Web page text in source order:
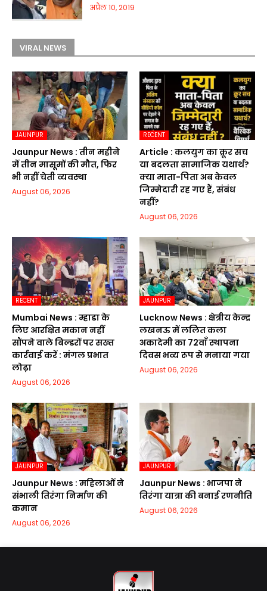
अप्रैल 10, 2019
VIRAL NEWS
JAUNPUR
Jaunpur News : तीन महीने
में तीन मासूमों की मौत, फिर
भी नहीं चेती व्यवस्था
August 06, 2026
RECENT
Article : कलयुग का क्रूर सच
या बदलता सामाजिक यथार्थ?
क्या माता-पिता अब केवल
जिम्मेदारी रह गए हैं, संबंध
नहीं?
August 06, 2026
RECENT
Mumbai News : म्हाडा के
लिए आरक्षित मकान नहीं
सौंपने वाले बिल्डरों पर सख्त
कार्रवाई करें : मंगल प्रभात
लोढ़ा
August 06, 2026
JAUNPUR
Lucknow News : क्षेत्रीय केन्द्र
लखनऊ में ललित कला
अकादेमी का 72वाॅं स्थापना
दिवस भव्य रूप से मनाया गया
August 06, 2026
JAUNPUR
Jaunpur News : महिलाओं ने
संभाली तिरंगा निर्माण की
कमान
August 06, 2026
JAUNPUR
Jaunpur News : भाजपा ने
तिरंगा यात्रा की बनाई रणनीति
August 06, 2026